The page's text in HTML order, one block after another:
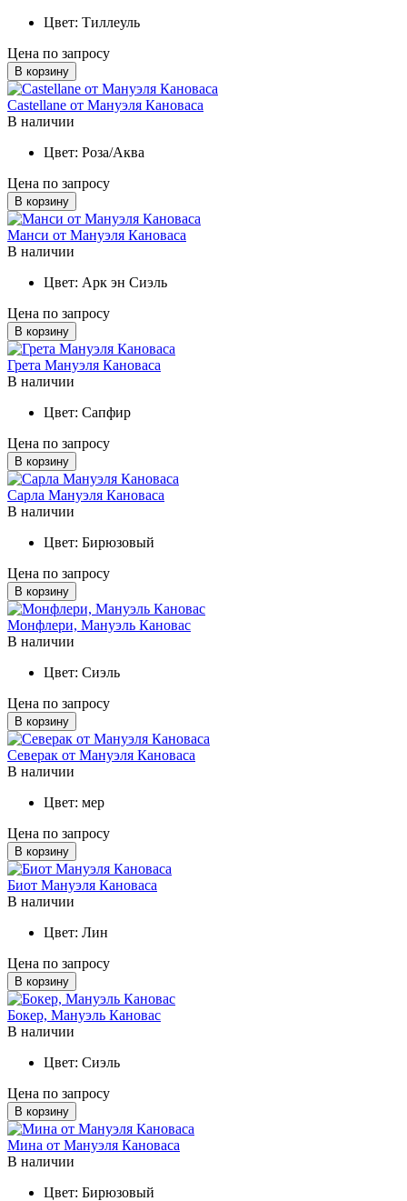
Цвет: Тиллеуль
Цена по запросу
В корзину
Castellane от Мануэля Кановаса
В наличии
Цвет: Роза/Аква
Цена по запросу
В корзину
Манси от Мануэля Кановаса
В наличии
Цвет: Арк эн Сиэль
Цена по запросу
В корзину
Грета Мануэля Кановаса
В наличии
Цвет: Сапфир
Цена по запросу
В корзину
Сарла Мануэля Кановаса
В наличии
Цвет: Бирюзовый
Цена по запросу
В корзину
Монфлери, Мануэль Кановас
В наличии
Цвет: Сиэль
Цена по запросу
В корзину
Северак от Мануэля Кановаса
В наличии
Цвет: мер
Цена по запросу
В корзину
Биот Мануэля Кановаса
В наличии
Цвет: Лин
Цена по запросу
В корзину
Бокер, Мануэль Кановас
В наличии
Цвет: Сиэль
Цена по запросу
В корзину
Мина от Мануэля Кановаса
В наличии
Цвет: Бирюзовый